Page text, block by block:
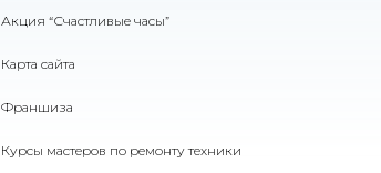
Акция “Счастливые часы”
Карта сайта
Франшиза
Курсы мастеров по ремонту техники